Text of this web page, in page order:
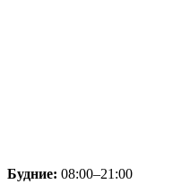
Будние: 08:00–21:00